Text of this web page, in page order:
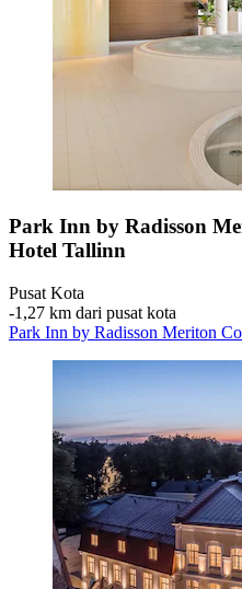
Park Inn by Radisson
Hotel Tallinn
Pusat Kota
‐1,27 km dari pusat kota
Park Inn by Radisson Meriton